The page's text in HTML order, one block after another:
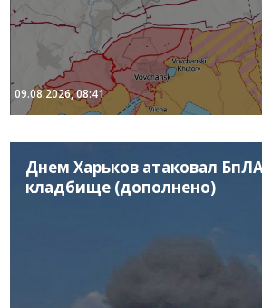
09.08.2026, 08:41
Днем Харьков атаковал
кладбище (дополнено)